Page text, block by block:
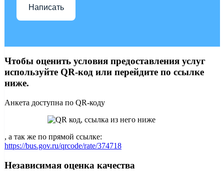
Написать
Чтобы оценить условия предоставления услуг
используйте QR-код или перейдите по ссылке
ниже.
Анкета доступна по QR-коду
, а так же по прямой ссылке:
https://bus.gov.ru/qrcode/rate/374718
Независимая оценка качества